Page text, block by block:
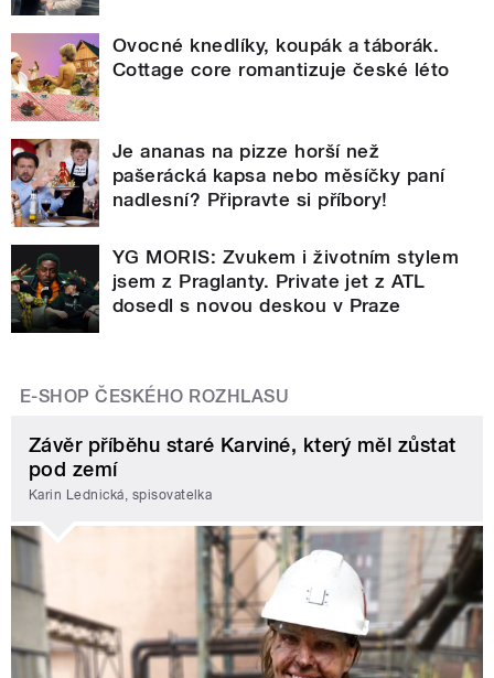
Ovocné knedlíky, koupák a táborák.
Cottage core romantizuje české léto
Je ananas na pizze horší než
pašerácká kapsa nebo měsíčky paní
nadlesní? Připravte si příbory!
YG MORIS: Zvukem i životním stylem
jsem z Praglanty. Private jet z ATL
dosedl s novou deskou v Praze
E-SHOP ČESKÉHO ROZHLASU
Závěr příběhu staré Karviné, který měl zůstat
pod zemí
Karin Lednická, spisovatelka